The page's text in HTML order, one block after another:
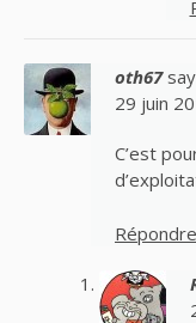
oth67
29 juin
C’est
Répondre